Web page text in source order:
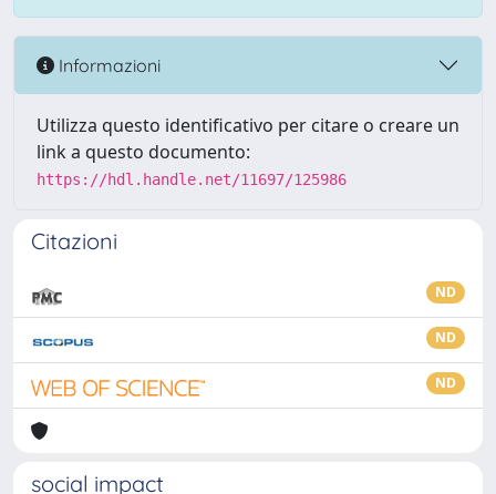
Informazioni
Utilizza questo identificativo per citare o creare un
link a questo documento:
https://hdl.handle.net/11697/125986
Citazioni
ND
ND
ND
social impact